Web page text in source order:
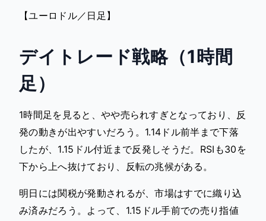
【ユーロドル／日足】
デイトレード戦略（1時間
足）
1時間足を見ると、やや売られすぎとなっており、反
発の動きが出やすいだろう。1.14ドル前半まで下落
したが、1.15ドル付近まで反発しそうだ。RSIも30を
下から上へ抜けており、反転の兆候がある。
明日には関税が発動されるが、市場はすでに織り込
み済みだろう。よって、1.15ドル手前での売り指値